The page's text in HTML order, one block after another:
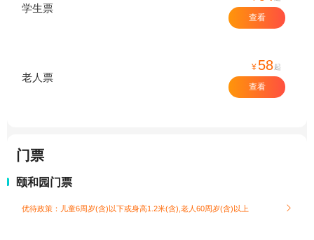
学生票
查看
老人票
¥ 58起
查看
门票
颐和园门票
优待政策：儿童6周岁(含)以下或身高1.2米(含),老人60周岁(含)以上 